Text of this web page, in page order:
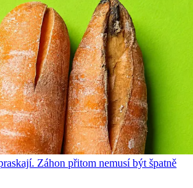
Záhon přitom nemusí být špatně